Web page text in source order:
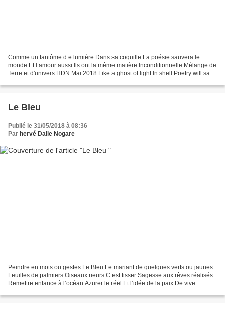
Comme un fantôme d e lumière Dans sa coquille La poésie sauvera le
monde Et l’amour aussi Ils ont la même matière Inconditionnelle Mélange de
Terre et d'univers HDN Mai 2018 Like a ghost of light In shell Poetry will save
Le Bleu
Publié le 31/05/2018 à 08:36
Par hervé Dalle Nogare
Peindre en mots ou gestes Le Bleu Le mariant de quelques verts ou jaunes
Feuilles de palmiers Oiseaux rieurs C’est tisser Sagesse aux rêves réalisés
Remettre enfance à l’océan Azurer le réel Et l’idée de la paix De vive